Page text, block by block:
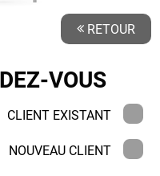
RETOUR
VOUS
CLIENT EXISTANT
NOUVEAU CLIENT